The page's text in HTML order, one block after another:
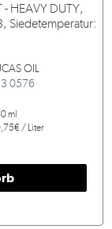
- HEAVY DUTY,
Siedetemperatur:
OIL
0576
ml
/ Liter